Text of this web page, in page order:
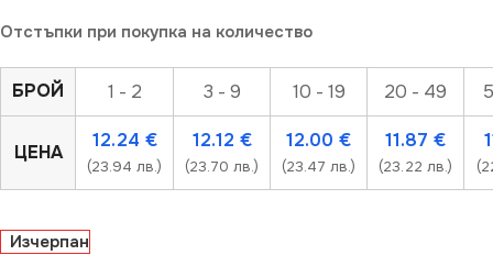
Отстъпки при покупка на количество
БРОЙ 1 - 2 3 - 9 10 - 19 20 - 49
ЦЕНА
12.24 €
(23.94 лв.)
12.12 €
(23.70 лв.)
12.00 €
(23.47 лв.)
11.87 €
(23.22 лв.)
Изчерпан